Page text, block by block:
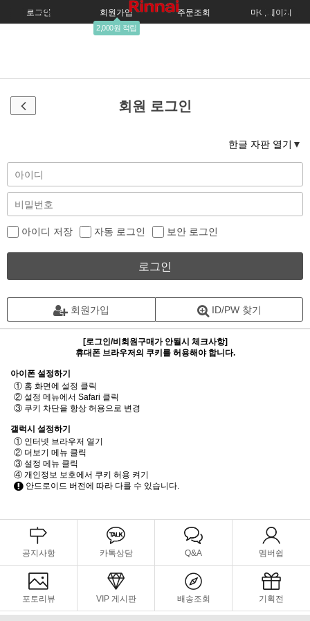
로그인 회원가입
2,000원 적립
주문조회 마이페이지
회원 로그인
한글 자판 열기
아이디 저장 자동 로그인 보안 로그인
로그인
회원가입 ID/PW 찾기
[로그인/비회원구매가 안될시 체크사항]
휴대폰 브라우저의 쿠키를 허용해야 합니다.
아이폰 설정하기
① 홈 화면에 설정 클릭
② 설정 메뉴에서 Safari 클릭
③ 쿠키 차단을 항상 허용으로 변경
갤럭시 설정하기
① 인터넷 브라우저 열기
② 더보기 메뉴 클릭
③ 설정 메뉴 클릭
④ 개인정보 보호에서 쿠키 허용 켜기
안드로이드 버전에 따라 다를 수 있습니다.
공지사항 카톡상담 Q&A 멤버쉽
포토리뷰 VIP 게시판 배송조회 기획전